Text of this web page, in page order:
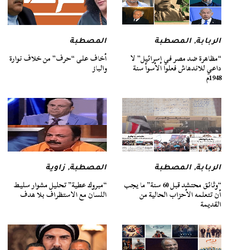
الربابة,المصطبة
“مظاهرة ضد مصر في إسرائيل” لا
داعي للاندهاش فعلوا الأسوأ سنة
1948م
المصطبة
أخاف على “حرف” من خلاف نوارة
والباز
الربابة,المصطبة
“وثائق محتشد قبل 60 سنة” ما يجب
أن تتعلمه الأحزاب الحالية من
القديمة
المصطبة, زاوية
“مبروك عطية” تحليل مشوار سليط
اللسان مع الاستظراف بلا هدف